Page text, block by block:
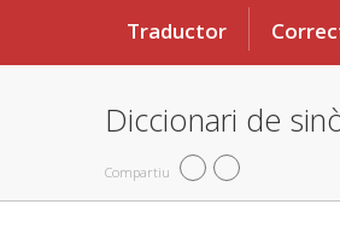
Traductor
Diccionari de
Compartiu